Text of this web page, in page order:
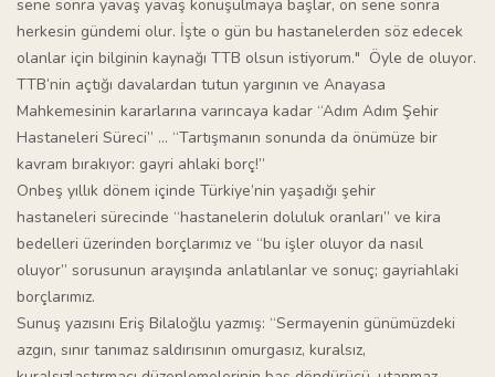
sene sonra yavaş yavaş konuşulmaya başlar, on sene sonra
herkesin gündemi olur. İşte o gün bu hastanelerden söz edecek
olanlar için bilginin kaynağı TTB olsun istiyorum." Öyle de oluyor.
TTB’nin açtığı davalardan tutun yargının ve Anayasa
Mahkemesinin kararlarına varıncaya kadar “Adım Adım Şehir
Hastaneleri Süreci” … “Tartışmanın sonunda da önümüze bir
kavram bırakıyor: gayri ahlaki borç!”
Onbeş yıllık dönem içinde Türkiye’nin yaşadığı şehir
hastaneleri sürecinde “hastanelerin doluluk oranları” ve kira
bedelleri üzerinden borçlarımız ve “bu işler oluyor da nasıl
oluyor” sorusunun arayışında anlatılanlar ve sonuç; gayriahlaki
borçlarımız.
Sunuş yazısını Eriş Bilaloğlu yazmış: “Sermayenin günümüzdeki
azgın, sınır tanımaz saldırısının omurgasız, kuralsız,